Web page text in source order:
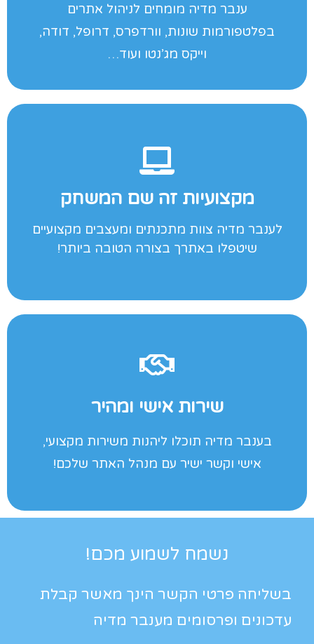
ענבר מדיה מומחים לניהול אתרים
בפלטפורמות שונות, וורדפרס, דרופל, דודה,
וייקס מג’נטו ועוד…
ניהול אתרים משאירים למומחים!
מקצועיות זה שם המשחק
לענבר מדיה צוות מתכנתים ומעצבים מקצועיים
שיטפלו באתרך בצורה הטובה ביותר!
אל תהיה עוד לקוח, הצטרף אלינו וקבל יחס
לקבלת הצעה לחץ כאן
שירות אישי ומהיר
בענבר מדיה תוכלו ליהנות משירות מקצועי,
אישי וקשר ישיר עם מנהל האתר שלכם!
חשוב לנו שתהיה רגוע ותוכל להתפנות לדברים
נשמח לשמוע מכם!
בשליחה פרטי הקשר הינך מאשר קבלת
עדכונים ופרסומים מענבר מדיה